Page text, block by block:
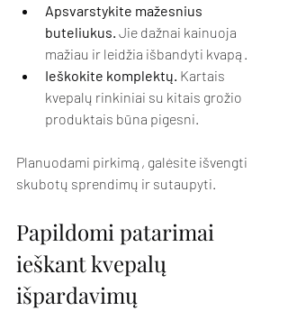
Apsvarstykite mažesnius
buteliukus. Jie dažnai kainuoja
mažiau ir leidžia išbandyti kvapą.
Ieškokite komplektų. Kartais
kvepalų rinkiniai su kitais grožio
produktais būna pigesni.
Planuodami pirkimą, galėsite išvengti
skubotų sprendimų ir sutaupyti.
Papildomi patarimai
ieškant kvepalų
išpardavimų